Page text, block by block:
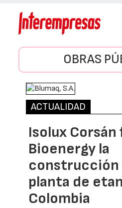
OBRAS
ACTUALIDAD
Isolux
Bioenergy la
construcción
planta de
Colombia